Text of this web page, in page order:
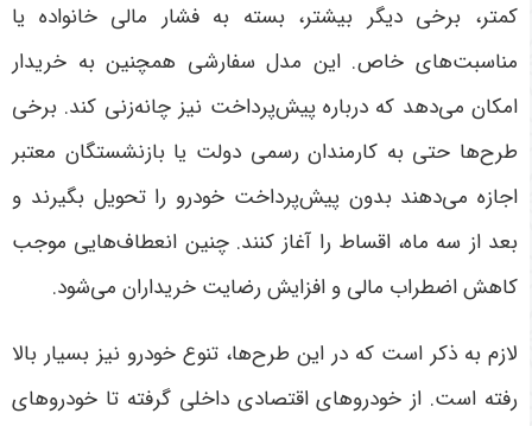
کمتر، برخی دیگر بیشتر، بسته به فشار مالی خانواده یا
مناسبت‌های خاص. این مدل سفارشی همچنین به خریدار
امکان می‌دهد که درباره پیش‌پرداخت نیز چانه‌زنی کند. برخی
طرح‌ها حتی به کارمندان رسمی دولت یا بازنشستگان معتبر
اجازه می‌دهند بدون پیش‌پرداخت خودرو را تحویل بگیرند و
بعد از سه ماه، اقساط را آغاز کنند. چنین انعطاف‌هایی موجب
کاهش اضطراب مالی و افزایش رضایت خریداران می‌شود.
لازم به ذکر است که در این طرح‌ها، تنوع خودرو نیز بسیار بالا
رفته است. از خودروهای اقتصادی داخلی گرفته تا خودروهای